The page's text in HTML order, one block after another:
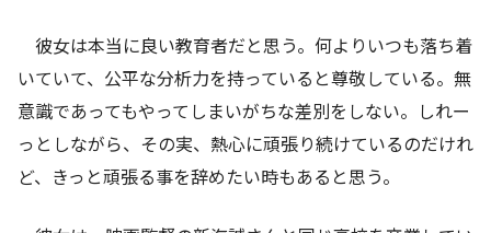
彼女は本当に良い教育者だと思う。何よりいつも落ち着
いていて、公平な分析力を持っていると尊敬している。無
意識であってもやってしまいがちな差別をしない。しれー
っとしながら、その実、熱心に頑張り続けているのだけれ
ど、きっと頑張る事を辞めたい時もあると思う。